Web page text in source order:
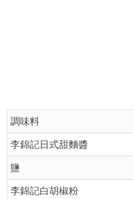
調味料
李錦記日式甜麵醬
鹽
李錦記白胡椒粉